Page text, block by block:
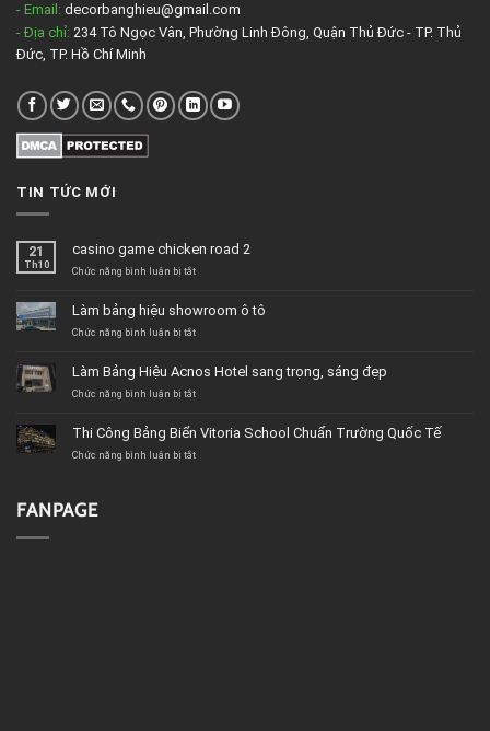
- Email: decorbanghieu@gmail.com
- Địa chỉ: 234 Tô Ngọc Vân, Phường Linh Đông, Quận Thủ Đức - TP. Thủ
Đức, TP. Hồ Chí Minh
TIN TỨC MỚI
21
Th10
casino game chicken road 2
Chức năng bình luận bị tắtở
chicken
road
Làm bảng hiệu showroom ô tô
Chức năng bình luận bị tắtở
hiệu
showroom
Làm Bảng Hiệu Acnos Hotel sang trọng, sáng đẹp
Chức năng bình luận bị tắtở
Hiệu
Acnos
Thi Công Bảng Biển Vitoria School Chuẩn Trường Quốc Tế
Chức năng bình luận bị tắtở
FANPAGE